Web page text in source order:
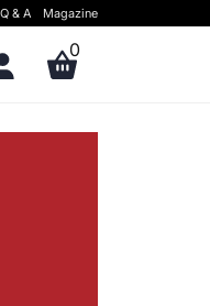
& A Magazine
0